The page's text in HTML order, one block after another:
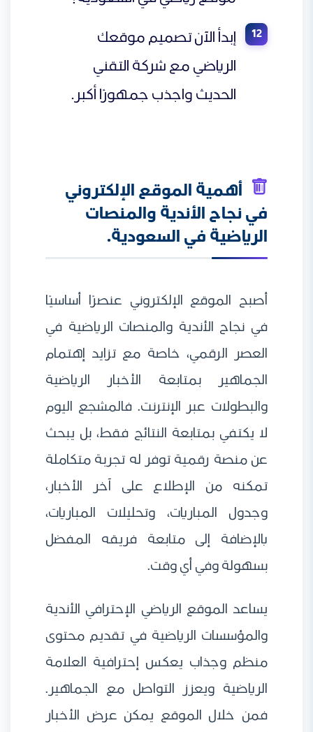
إبدأ الآن تصميم موقعك
الرياضي مع شركة التقني
الحديث واجذب جمهورًا أكبر.
أهمية الموقع الإلكتروني
في نجاح الأندية والمنصات
الرياضية في السعودية.
أصبح الموقع الإلكتروني عنصرًا أساسيًا
في نجاح الأندية والمنصات الرياضية في
العصر الرقمي، خاصة مع تزايد إهتمام
الجماهير بمتابعة الأخبار الرياضية
والبطولات عبر الإنترنت. فالمشجع اليوم
لا يكتفي بمتابعة النتائج فقط، بل يبحث
عن منصة رقمية توفر له تجربة متكاملة
تمكنه من الإطلاع على آخر الأخبار،
وجدول المباريات، وتحليلات المباريات،
بالإضافة إلى متابعة فريقه المفضل
بسهولة وفي أي وقت.
يساعد الموقع الرياضي الإحترافي الأندية
والمؤسسات الرياضية في تقديم محتوى
منظم وجذاب يعكس إحترافية العلامة
الرياضية ويعزز التواصل مع الجماهير.
فمن خلال الموقع يمكن عرض الأخبار